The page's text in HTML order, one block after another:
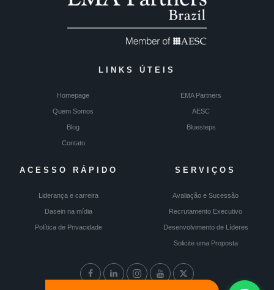
LINKS ÚTEIS
Homepage EMA Partners
Quem Somos AESC
Blog Bluesteps
Contato
ACESSO RÁPIDO
Liderança e carreira
Dasein na mídia
Política de Privacidade
SERVIÇOS
Avaliação e Sucessão
Recrutamento Executivo
Desenvolvimento de Líderes
Solicite uma Proposta